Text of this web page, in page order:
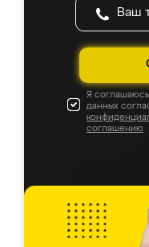
Я
данных
соглашению